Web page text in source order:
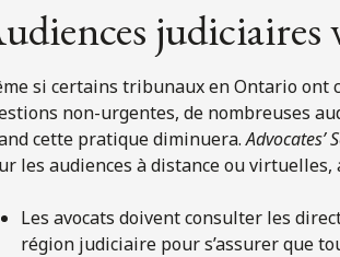
judiciaires
si certains tribunaux en Ontario ont
non-urgentes, de nombreuses
cette pratique diminuera.Advocates’
les audiences à distance ou
Les avocats doivent consulter les
région judiciaire pour s’assurer que